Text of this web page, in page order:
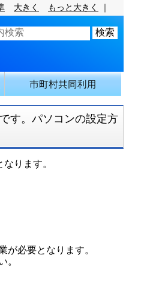
大きく もっと大きく ｜
す。パソコンの設定方
ります。
必要となります。
。